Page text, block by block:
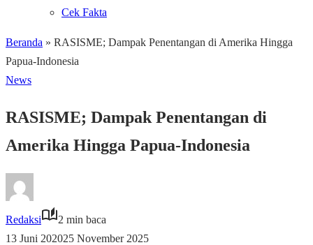
Cek Fakta
Beranda » RASISME; Dampak Penentangan di Amerika Hingga
Papua-Indonesia
News
RASISME; Dampak Penentangan di
Amerika Hingga Papua-Indonesia
Redaksi
2 min baca
13 Juni 202025 November 2025